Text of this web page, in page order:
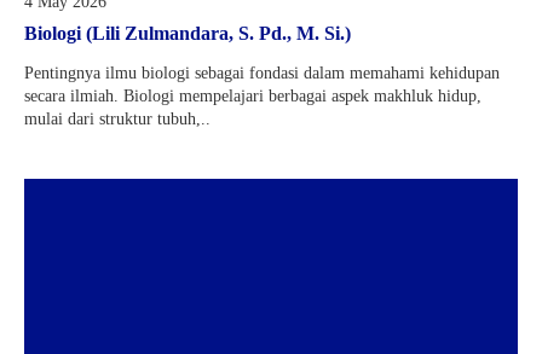
Biologi (Lili Zulmandara, S. Pd., M. Si.)
Pentingnya ilmu biologi sebagai fondasi dalam memahami kehidupan
secara ilmiah. Biologi mempelajari berbagai aspek makhluk hidup,
mulai dari struktur tubuh,..